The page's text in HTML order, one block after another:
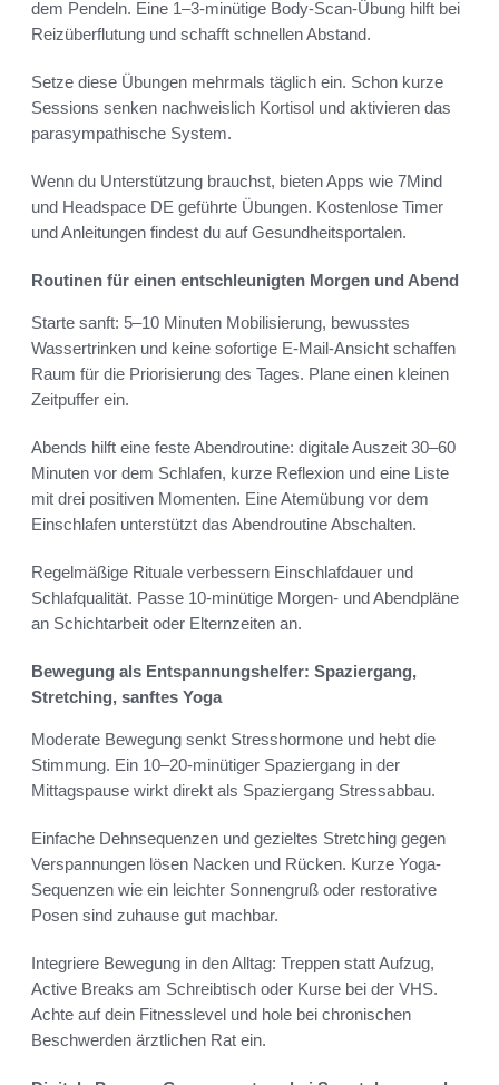
dem Pendeln. Eine 1–3-minütige Body-Scan-Übung hilft bei
Reizüberflutung und schafft schnellen Abstand.
Setze diese Übungen mehrmals täglich ein. Schon kurze
Sessions senken nachweislich Kortisol und aktivieren das
parasympathische System.
Wenn du Unterstützung brauchst, bieten Apps wie 7Mind
und Headspace DE geführte Übungen. Kostenlose Timer
und Anleitungen findest du auf Gesundheitsportalen.
Routinen für einen entschleunigten Morgen und Abend
Starte sanft: 5–10 Minuten Mobilisierung, bewusstes
Wassertrinken und keine sofortige E-Mail-Ansicht schaffen
Raum für die Priorisierung des Tages. Plane einen kleinen
Zeitpuffer ein.
Abends hilft eine feste Abendroutine: digitale Auszeit 30–60
Minuten vor dem Schlafen, kurze Reflexion und eine Liste
mit drei positiven Momenten. Eine Atemübung vor dem
Einschlafen unterstützt das Abendroutine Abschalten.
Regelmäßige Rituale verbessern Einschlafdauer und
Schlafqualität. Passe 10‑minütige Morgen- und Abendpläne
an Schichtarbeit oder Elternzeiten an.
Bewegung als Entspannungshelfer: Spaziergang,
Stretching, sanftes Yoga
Moderate Bewegung senkt Stresshormone und hebt die
Stimmung. Ein 10–20‑minütiger Spaziergang in der
Mittagspause wirkt direkt als Spaziergang Stressabbau.
Einfache Dehnsequenzen und gezieltes Stretching gegen
Verspannungen lösen Nacken und Rücken. Kurze Yoga-
Sequenzen wie ein leichter Sonnengruß oder restorative
Posen sind zuhause gut machbar.
Integriere Bewegung in den Alltag: Treppen statt Aufzug,
Active Breaks am Schreibtisch oder Kurse bei der VHS.
Achte auf dein Fitnesslevel und hole bei chronischen
Beschwerden ärztlichen Rat ein.